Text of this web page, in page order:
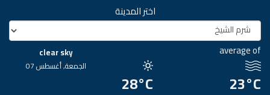
اختر المدينة
average of
23°C
28°C
clear sky
الجمعة, أغسطس 07